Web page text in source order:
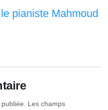
pianiste Mahmoud
Les champs